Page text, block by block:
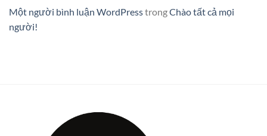
Một người bình luận WordPresstrongChào tất cả mọi
người!